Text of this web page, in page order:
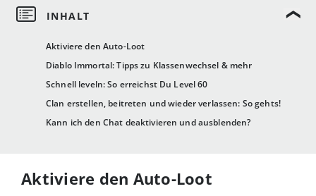
Aktiviere den Auto-Loot
Diablo Immortal: Tipps zu Klassenwechsel & mehr
Schnell leveln: So erreichst Du Level 60
Clan erstellen, beitreten und wieder verlassen: So gehts!
Kann ich den Chat deaktivieren und ausblenden?
Aktiviere den Auto-Loot